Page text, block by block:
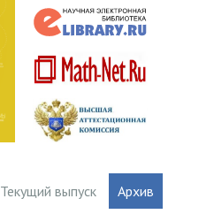
Текущий выпуск
Архив